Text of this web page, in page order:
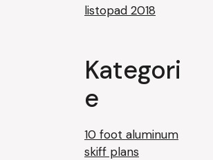
listopad 2018
Kategori
e
10 foot aluminum
skiff plans